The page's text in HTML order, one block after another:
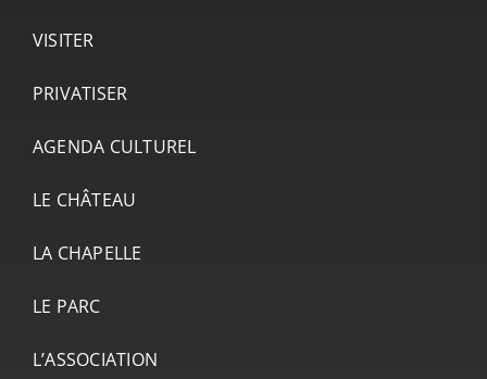
VISITER
PRIVATISER
AGENDA CULTUREL
LE CHÂTEAU
LA CHAPELLE
LE PARC
L’ASSOCIATION